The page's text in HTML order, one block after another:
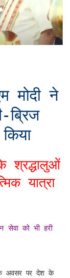
ने
ब्रिज
यात्रा
सेवा को भी हरी
के अवसर पर देश के